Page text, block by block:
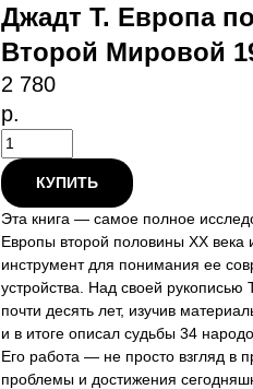
Джадт Т. Европа
Второй Мировой
2 780
р.
КУПИТЬ
Эта книга — самое полное
Европы второй половины ХХ века
инструмент для понимания ее
устройства. Над своей рукописью
почти десять лет, изучив
и в итоге описал судьбы 34
Его работа — не просто взгляд в
проблемы и достижения